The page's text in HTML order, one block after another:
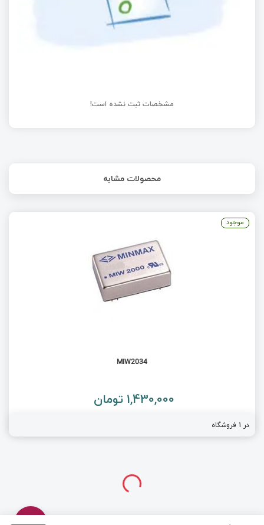
مشخصات ثبت نشده است!
محصولات مشابه
MIW2034
1,430,000 تومان
در 1 فروشگاه
موجود